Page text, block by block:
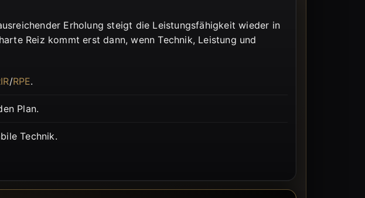
Erholung steigt die Leistungsfähigkeit wieder in
Reiz kommt erst dann, wenn Technik, Leistung und
/RPE.
Plan.
Technik.